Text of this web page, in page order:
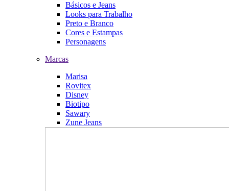
Básicos e Jeans
Looks para Trabalho
Preto e Branco
Cores e Estampas
Personagens
Marcas
Marisa
Rovitex
Disney
Biotipo
Sawary
Zune Jeans